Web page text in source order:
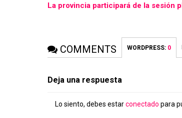
La provincia participará de la sesión
COMMENTS WORDPRESS: 0
Deja una respuesta
Lo siento, debes estarconectado para